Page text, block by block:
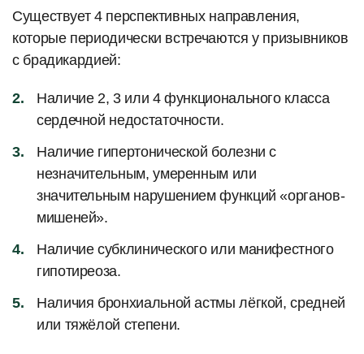
Существует 4 перспективных направления,
которые периодически встречаются у призывников
с брадикардией:
Наличие 2, 3 или 4 функционального класса
сердечной недостаточности.
Наличие гипертонической болезни с
незначительным, умеренным или
значительным нарушением функций «органов-
мишеней».
Наличие субклинического или манифестного
гипотиреоза.
Наличия бронхиальной астмы лёгкой, средней
или тяжёлой степени.